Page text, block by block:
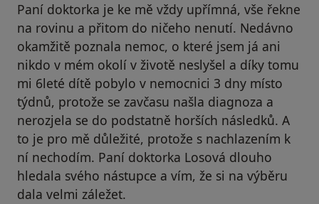
Paní doktorka je ke mě vždy upřímná, vše řekne
na rovinu a přitom do ničeho nenutí. Nedávno
okamžitě poznala nemoc, o které jsem já ani
nikdo v mém okolí v životě neslyšel a díky tomu
mi 6leté dítě pobylo v nemocnici 3 dny místo
týdnů, protože se zavčasu našla diagnoza a
nerozjela se do podstatně horších následků. A
to je pro mě důležité, protože s nachlazením k
ní nechodím. Paní doktorka Losová dlouho
hledala svého nástupce a vím, že si na výběru
dala velmi záležet.